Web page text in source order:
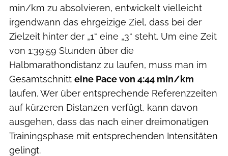
min/km zu absolvieren, entwickelt vielleicht
irgendwann das ehrgeizige Ziel, dass bei der
Zielzeit hinter der „1“ eine „3“ steht. Um eine Zeit
von 1:39:59 Stunden über die
Halbmarathondistanz zu laufen, muss man im
Gesamtschnitt eine Pace von 4:44 min/km
laufen. Wer über entsprechende Referenzzeiten
auf kürzeren Distanzen verfügt, kann davon
ausgehen, dass das nach einer dreimonatigen
Trainingsphase mit entsprechenden Intensitäten
gelingt.